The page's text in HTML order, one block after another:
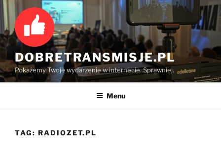
Przejdź
do
treści
DOBRETRANSMISJE.PL
Pokażemy Twoje wydarzenie w internecie. Sprawniej.
Menu
TAG: RADIOZET.PL